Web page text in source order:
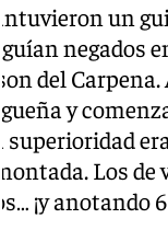
un
negados
del
y
superioridad
Los
¡y anotando